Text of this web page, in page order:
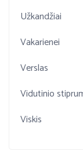
Užkandžiai
Vakarienei
Verslas
Vidutinio
Viskis